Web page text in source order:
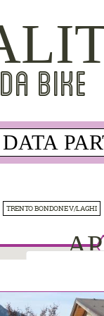
BIKE
TRENTO BONDONE V/LAGHI
This page